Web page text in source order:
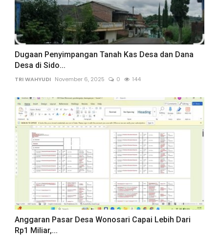
Dugaan Penyimpangan Tanah Kas Desa dan Dana
Desa di Sido...
TRI WAHYUDI November 6, 2025 0 144
Anggaran Pasar Desa Wonosari Capai Lebih Dari
Rp1 Miliar,...